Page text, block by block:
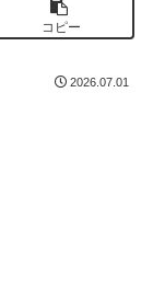
コピー
2026.07.01